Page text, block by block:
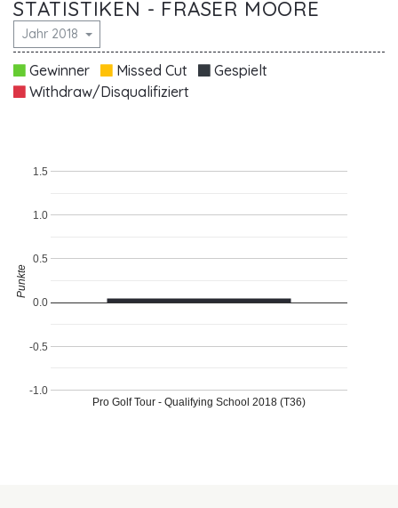
STATISTIKEN - FRASER MOORE
Jahr 2018
Gewinner Missed Cut
Gespielt
Withdraw/Disqualifiziert
Pro Golf Tour - Qualifying School 2018 (T36)
-1.0
-0.5
0.0
0.5
1.0
1.5
Punkte